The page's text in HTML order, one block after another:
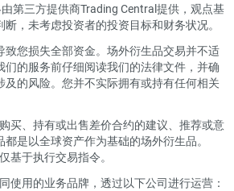
第三方提供商Trading Central提供，观点基
，未考虑投资者的投资目标和财务状况。
致您损失全部资金。场外衍生品交易并不适
的服务前仔细阅读我们的法律文件，并确
的风险。您并不实际拥有或持有任何相关
买、持有或出售差价合约的建议、推荐或意
是以全球资产作为基础的场外衍生品。
基于执行交易指令。
使用的业务品牌，透过以下公司进行运营：